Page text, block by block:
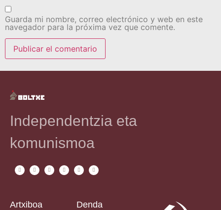
Guarda mi nombre, correo electrónico y web en este
navegador para la próxima vez que comente.
Independentzia eta
komunismoa
Artxiboa Denda